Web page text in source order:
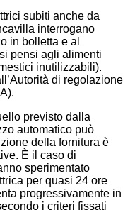
subiti anche da
interrogano
in bolletta e al
pensi agli alimenti
inutilizzabili).
di regolazione
previsto dalla
automatico può
della fornitura è
È il caso di
sperimentato
per quasi 24 ore
progressivamente in
i criteri fissati